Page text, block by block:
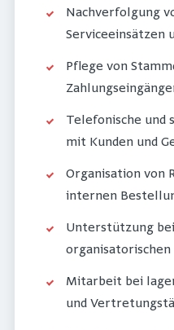
Nachverfolgung
Serviceeinsätzen
Pflege von
Telefonische und
mit Kunden und
Organisation von
internen
Unterstützung
Mitarbeit bei
und